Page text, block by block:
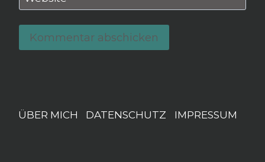
ÜBER MICH DATENSCHUTZ IMPRESSUM